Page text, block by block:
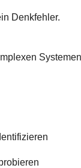
Denkfehler.